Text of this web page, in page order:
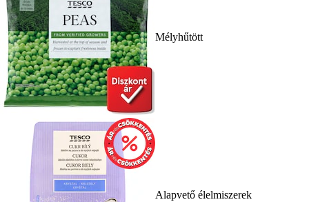
Mélyhűtött
Alapvető élelmiszerek